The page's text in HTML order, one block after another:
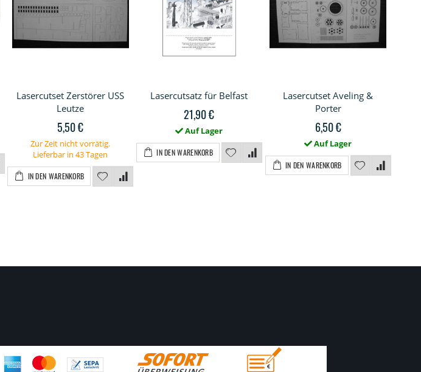
Lasercutset Zerstörer USS
Leutze
5,50 €
Zur Zeit nicht vorrätig.
Lieferbar in 43 Tagen
IN DEN WARENKORB
Lasercutsatz für Belfast
21,90 €
Auf Lager
IN DEN WARENKORB
Lasercutset Aveling &
Porter
6,50 €
Auf Lager
IN DEN WARENKORB